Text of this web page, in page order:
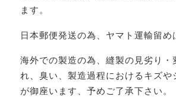
ます。
日本郵便発送の為、ヤマト運輸留め
海外での製造の為、縫製の見劣り・
れ、臭い、製造過程におけるキズや
が御座います、予めご了承下さい。